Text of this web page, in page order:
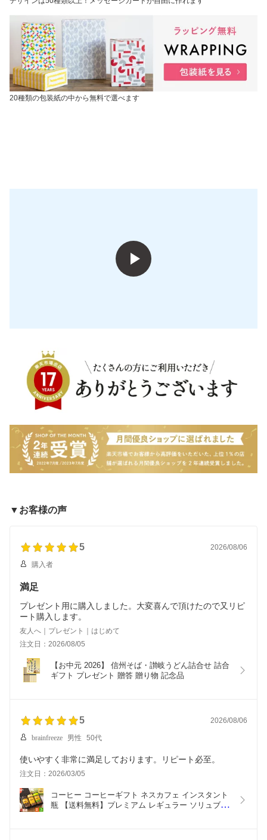
20種類の包装紙の中から無料で選べます
▼お客様の声
5 2026/08/06
購入者
満足
プレゼント用に購入しました。大変喜んで頂けたので又リピ
ート購入します。
友人へ｜プレゼント｜はじめて
注文日：2026/08/05
【お中元 2026】 信州そば・讃岐うどん詰合せ 詰合
ギフト プレゼント 贈答 贈り物 記念品
5 2026/08/06
brainfreeze 男性 50代
使いやすく非常に満足しております。リピート必至。
注文日：2026/03/05
コーヒー コーヒーギフト ネスカフェ インスタント
瓶 【送料無料】プレミアム レギュラー ソリュブル